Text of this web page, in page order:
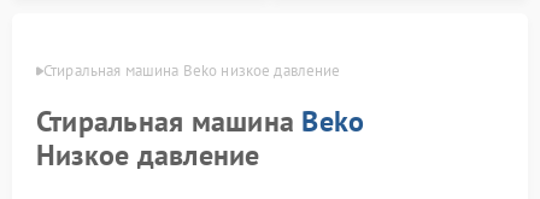
Стиральная машина Beko низкое давление
Стиральная машина Beko
Низкое давление